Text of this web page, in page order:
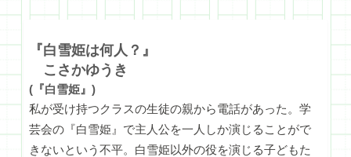
『白雪姫は何人？』
こさかゆうき
(『白雪姫』)
私が受け持つクラスの生徒の親から電話があった。学
芸会の『白雪姫』で主人公を一人しか演じることがで
きないという不平。白雪姫以外の役を演じる子どもた